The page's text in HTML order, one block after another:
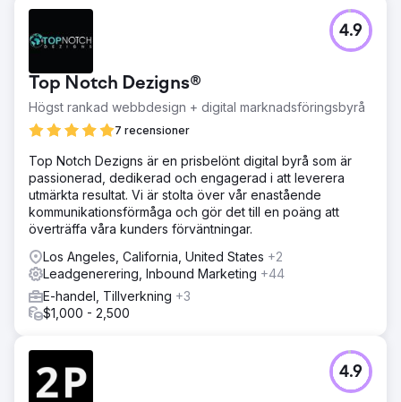
Top Notch Dezigns®
Högst rankad webbdesign + digital marknadsföringsbyrå
7 recensioner
4.9
Top Notch Dezigns är en prisbelönt digital byrå som är
passionerad, dedikerad och engagerad i att leverera
utmärkta resultat. Vi är stolta över vår enastående
kommunikationsförmåga och gör det till en poäng att
överträffa våra kunders förväntningar.
Los Angeles, California, United States +2
Leadgenerering, Inbound Marketing +44
E-handel, Tillverkning +3
$1,000 - 2,500
4.9